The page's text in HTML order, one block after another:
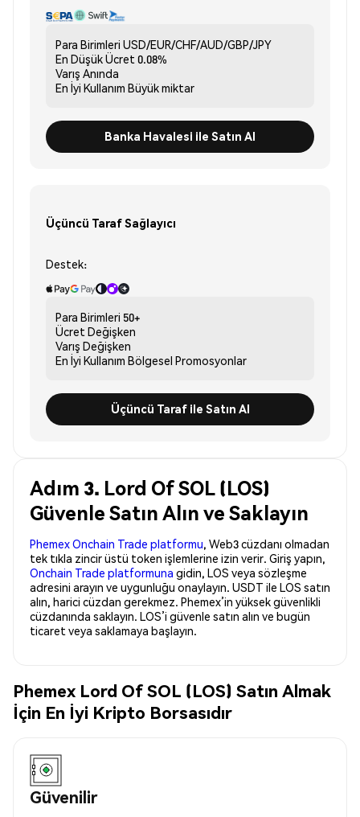
Para Birimleri USD/EUR/CHF/AUD/GBP/JPY
En Düşük Ücret 0.08%
Varış Anında
En İyi Kullanım Büyük miktar
Banka Havalesi ile Satın Al
Üçüncü Taraf Sağlayıcı
Destek:
Para Birimleri 50+
Ücret Değişken
Varış Değişken
En İyi Kullanım Bölgesel Promosyonlar
Üçüncü Taraf ile Satın Al
Adım 3. Lord Of SOL (LOS)
Güvenle Satın Alın ve Saklayın
Phemex Onchain Trade platformu, Web3 cüzdanı olmadan
tek tıkla zincir üstü token işlemlerine izin verir. Giriş yapın,
Onchain Trade platformuna gidin, LOS veya sözleşme
adresini arayın ve uygunluğu onaylayın. USDT ile LOS satın
alın, harici cüzdan gerekmez. Phemex’in yüksek güvenlikli
cüzdanında saklayın. LOS’i güvenle satın alın ve bugün
ticaret veya saklamaya başlayın.
Phemex Lord Of SOL (LOS) Satın Almak
İçin En İyi Kripto Borsasıdır
Güvenilir